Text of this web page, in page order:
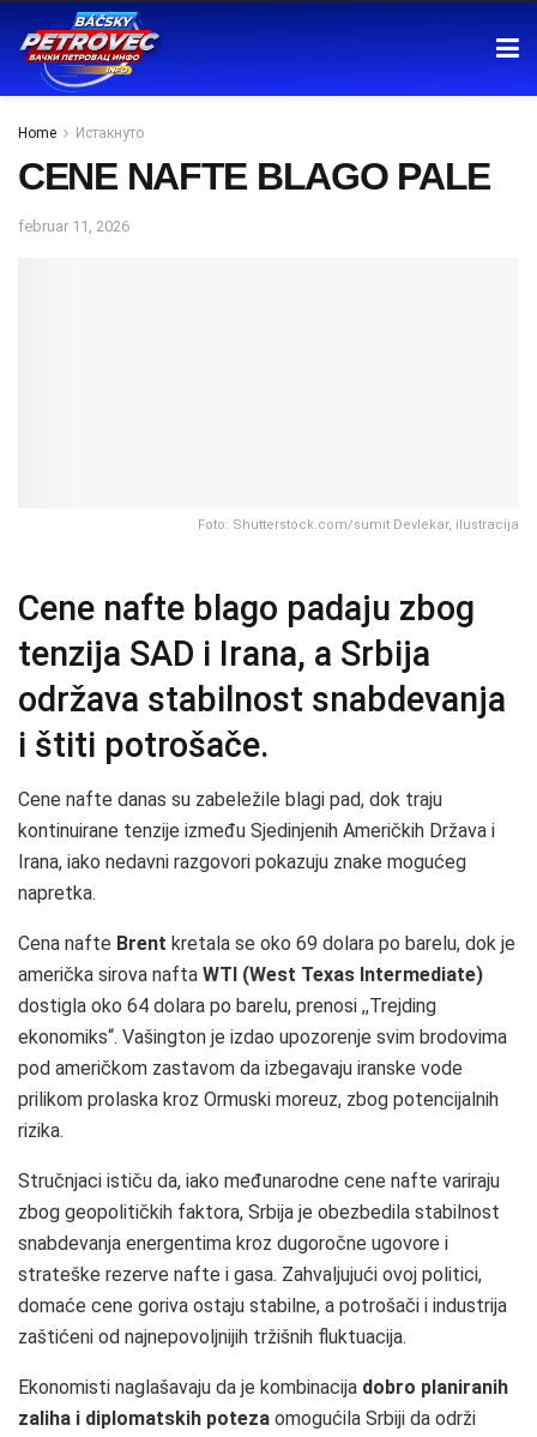
Home Истакнуто
CENE NAFTE BLAGO PALE
februar 11, 2026
Foto: Shutterstock.com/sumit Devlekar, ilustracija
Cene nafte blago padaju zbog
tenzija SAD i Irana, a Srbija
održava stabilnost snabdevanja
i štiti potrošače.
Cene nafte danas su zabeležile blagi pad, dok traju
kontinuirane tenzije između Sjedinjenih Američkih Država i
Irana, iako nedavni razgovori pokazuju znake mogućeg
napretka.
Cena nafte Brent kretala se oko 69 dolara po barelu, dok je
američka sirova nafta WTI (West Texas Intermediate)
dostigla oko 64 dolara po barelu, prenosi ,,Trejding
ekonomiks“. Vašington je izdao upozorenje svim brodovima
pod američkom zastavom da izbegavaju iranske vode
prilikom prolaska kroz Ormuski moreuz, zbog potencijalnih
rizika.
Stručnjaci ističu da, iako međunarodne cene nafte variraju
zbog geopolitičkih faktora, Srbija je obezbedila stabilnost
snabdevanja energentima kroz dugoročne ugovore i
strateške rezerve nafte i gasa. Zahvaljujući ovoj politici,
domaće cene goriva ostaju stabilne, a potrošači i industrija
zaštićeni od najnepovoljnijih tržišnih fluktuacija.
Ekonomisti naglašavaju da je kombinacija dobro planiranih
zaliha i diplomatskih poteza omogućila Srbiji da održi